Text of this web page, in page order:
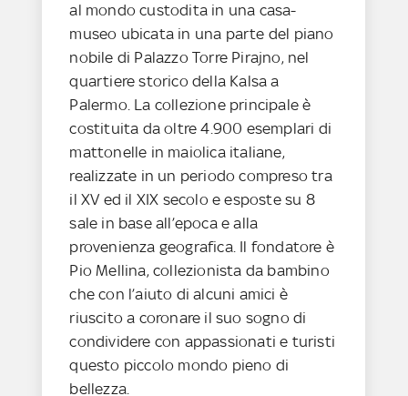
al mondo custodita in una casa-
museo ubicata in una parte del piano
nobile di Palazzo Torre Pirajno, nel
quartiere storico della Kalsa a
Palermo. La collezione principale è
costituita da oltre 4.900 esemplari di
mattonelle in maiolica italiane,
realizzate in un periodo compreso tra
il XV ed il XIX secolo e esposte su 8
sale in base all’epoca e alla
provenienza geografica. Il fondatore è
Pio Mellina, collezionista da bambino
che con l’aiuto di alcuni amici è
riuscito a coronare il suo sogno di
condividere con appassionati e turisti
questo piccolo mondo pieno di
bellezza.